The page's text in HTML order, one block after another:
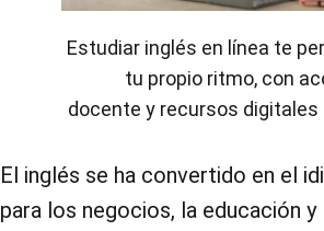
Estudiar inglés en línea te
tu propio ritmo, con
docente y recursos digitales
El inglés se ha convertido en el
para los negocios, la educación y